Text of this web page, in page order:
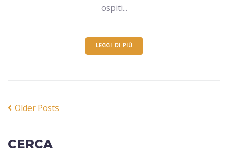
ospiti...
LEGGI DI PIÙ
Older Posts
CERCA